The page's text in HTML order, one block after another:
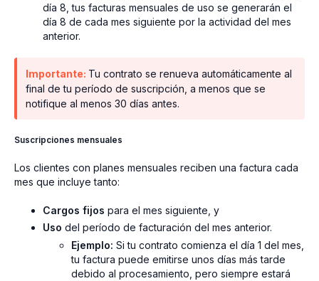
día 8, tus facturas mensuales de uso se generarán el
día 8 de cada mes siguiente por la actividad del mes
anterior.
Importante: Tu contrato se renueva automáticamente al
final de tu período de suscripción, a menos que se
notifique al menos 30 días antes.
Suscripciones mensuales
Los clientes con planes mensuales reciben una factura cada
mes que incluye tanto:
Cargos fijos para el mes siguiente, y
Uso del período de facturación del mes anterior.
Ejemplo: Si tu contrato comienza el día 1 del mes,
tu factura puede emitirse unos días más tarde
debido al procesamiento, pero siempre estará